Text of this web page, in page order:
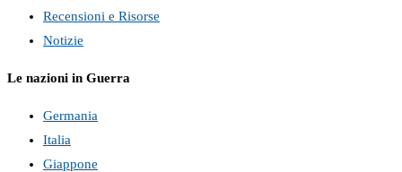
Recensioni e Risorse
Notizie
Le nazioni in Guerra
Germania
Italia
Giappone